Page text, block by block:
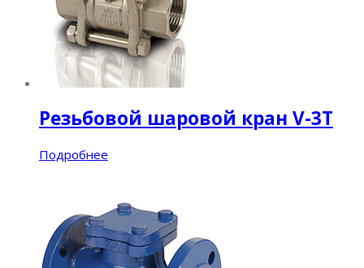
Резьбовой шаровой кран V-3T
Подробнее